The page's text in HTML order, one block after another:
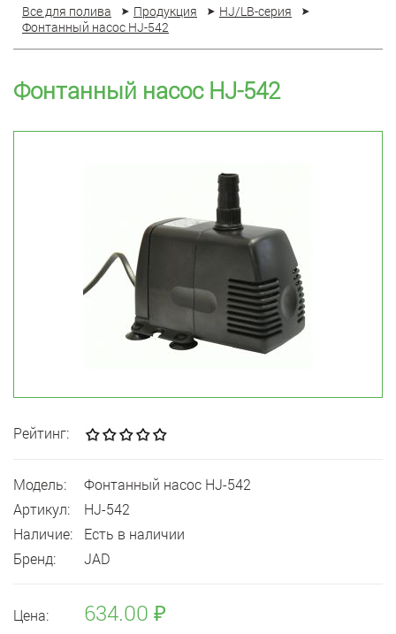
Все для полива Продукция
HJ/LB-серия
Фонтанный насос HJ-542
Фонтанный насос HJ-542
Рейтинг:
Модель:
Фонтанный насос HJ-542
Артикул:
HJ-542
Наличие:
Есть в наличии
Бренд:
JAD
Цена: 634.00 ₽